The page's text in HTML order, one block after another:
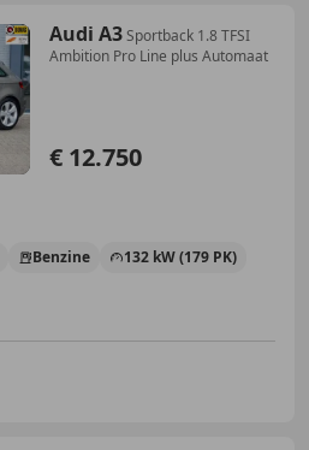
Audi A3Sportback 1.8 TFSI
Ambition Pro Line plus Automaat
€ 12.750
Benzine 132 kW (179 PK)